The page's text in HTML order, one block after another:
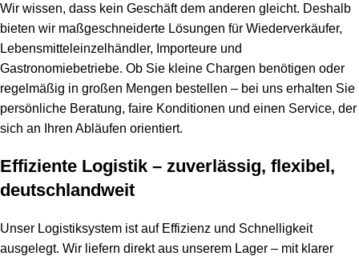
Wir wissen, dass kein Geschäft dem anderen gleicht. Deshalb
bieten wir maßgeschneiderte Lösungen für Wiederverkäufer,
Lebensmitteleinzelhändler, Importeure und
Gastronomiebetriebe. Ob Sie kleine Chargen benötigen oder
regelmäßig in großen Mengen bestellen – bei uns erhalten Sie
persönliche Beratung, faire Konditionen und einen Service, der
sich an Ihren Abläufen orientiert.
Effiziente Logistik – zuverlässig, flexibel,
deutschlandweit
Unser Logistiksystem ist auf Effizienz und Schnelligkeit
ausgelegt. Wir liefern direkt aus unserem Lager – mit klarer